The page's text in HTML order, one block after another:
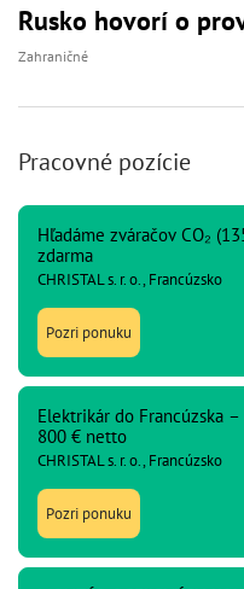
Rusko hovorí o
Zahraničné
Pracovné pozície
Hľadáme zváračov CO₂
zdarma
CHRISTAL s. r. o., Francúzsko
Pozri ponuku
Elektrikár do Francúzska
800 € netto
CHRISTAL s. r. o., Francúzsko
Pozri ponuku